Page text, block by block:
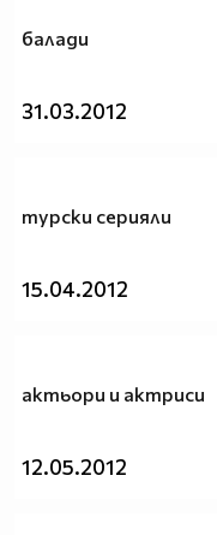
балади
31.03.2012
турски серияли
15.04.2012
актьори и актриси
12.05.2012